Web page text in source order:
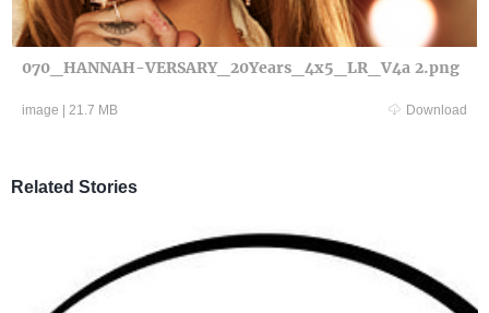
070_HANNAH-VERSARY_20Years_4x5_LR_V4a 2.png
image | 21.7 MB Download
Related Stories